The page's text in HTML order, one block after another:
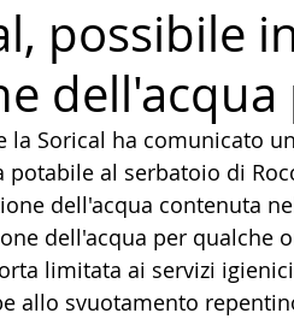
possibile
la Sorical ha comunicato
al serbatoio di
dell'acqua contenuta
dell'acqua per qualche
limitata ai servizi
allo svuotamento